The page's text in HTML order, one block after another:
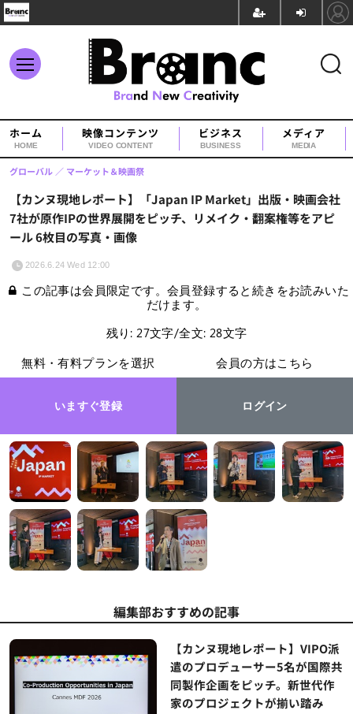
ホーム
HOME
映像コンテンツ
VIDEO CONTENT
ビジネス
BUSINESS
メディア
MEDIA
【カンヌ現地レポート】「Japan IP Market」出版・映画会社
7社が原作IPの世界展開をピッチ、リメイク・翻案権等をアピ
ール 6枚目の写真・画像
グローバル マーケット＆映画祭
2026.6.24 Wed 12:00
この記事は会員限定です。会員登録すると続きをお読みいた
だけます。
残り: 27文字/全文: 28文字
無料・有料プランを選択
いますぐ登録
会員の方はこちら
ログイン
編集部おすすめの記事
【カンヌ現地レポート】VIPO派
遣のプロデューサー5名が国際共
同製作企画をピッチ。新世代作
家のプロジェクトが揃い踏み